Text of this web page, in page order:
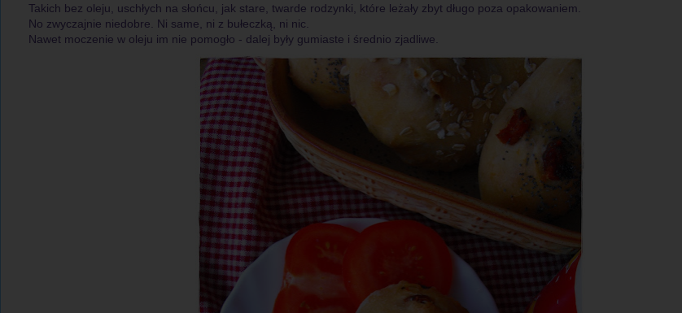
Takich bez oleju, uschłych na słońcu, jak stare, twarde rodzynki, które leżały zbyt długo poza opakowaniem.
No zwyczajnie niedobre. Ni same, ni z bułeczką, ni nic.
Nawet moczenie w oleju im nie pomogło - dalej były gumiaste i średnio zjadliwe.